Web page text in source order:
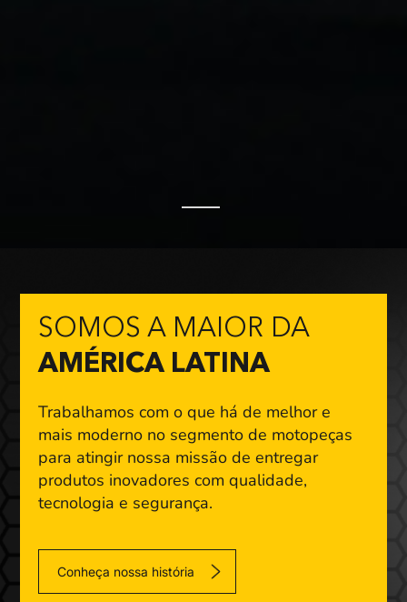
SOMOS A MAIOR DA
AMÉRICA LATINA
Trabalhamos com o que há de melhor e
mais moderno no segmento de motopeças
para atingir nossa missão de entregar
produtos inovadores com qualidade,
tecnologia e segurança.
Conheça nossa história